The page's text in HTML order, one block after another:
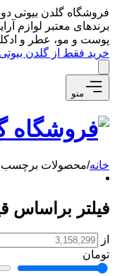
فروشگاه گلدن بیوتی
برندهای معتبر لوازم
پوست و مو، عطر و
خرید فقط از گلدن بیوتی
منو
خانه/محصولات برچسب
فیلتر براساس
از
تومان